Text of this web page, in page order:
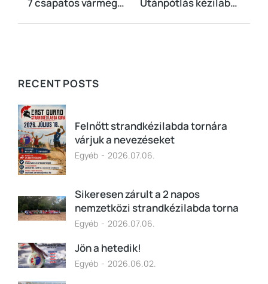
7 csapatos vármegyei férfi bajnokság indul Utánpótlás kézilabda: pályán a fiatal tehetségek
RECENT POSTS
Felnőtt strandkézilabda tornára
várjuk a nevezéseket
Egyéb 2026.07.06.
Sikeresen zárult a 2 napos
nemzetközi strandkézilabda torna
Egyéb 2026.07.06.
Jön a hetedik!
Egyéb 2026.06.02.